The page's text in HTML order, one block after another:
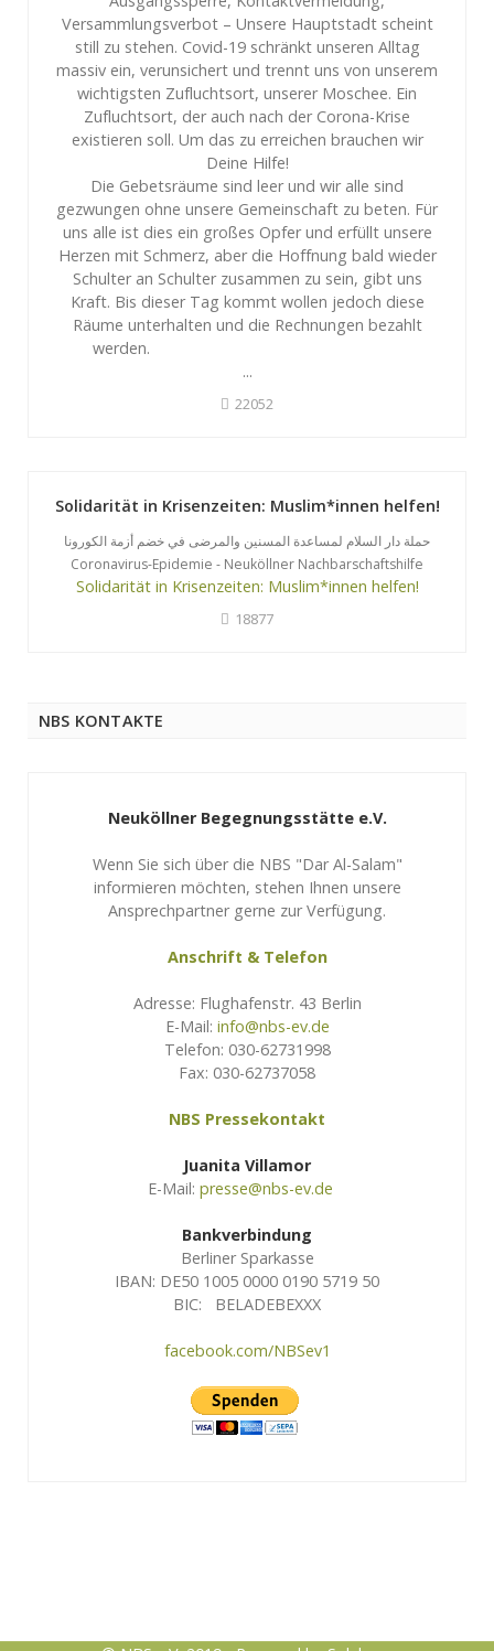
Versammlungsverbot – Unsere Hauptstadt scheint
still zu stehen. Covid-19 schränkt unseren Alltag
massiv ein, verunsichert und trennt uns von unserem
wichtigsten Zufluchtsort, unserer Moschee. Ein
Zufluchtsort, der auch nach der Corona-Krise
existieren soll. Um das zu erreichen brauchen wir
Deine Hilfe!
Die Gebetsräume sind leer und wir alle sind
gezwungen ohne unsere Gemeinschaft zu beten. Für
uns alle ist dies ein großes Opfer und erfüllt unsere
Herzen mit Schmerz, aber die Hoffnung bald wieder
Schulter an Schulter zusammen zu sein, gibt uns
Kraft. Bis dieser Tag kommt wollen jedoch diese
Räume unterhalten und die Rechnungen bezahlt
werden.
...
22052
Solidarität in Krisenzeiten: Muslim*innen helfen!
حملة دار السلام لمساعدة المسنين والمرضى في خضم أزمة الكورونا
Coronavirus-Epidemie - Neuköllner Nachbarschaftshilfe
Solidarität in Krisenzeiten: Muslim*innen helfen!
18877
NBS KONTAKTE
Neuköllner Begegnungsstätte e.V.
Wenn Sie sich über die NBS "Dar Al-Salam"
informieren möchten, stehen Ihnen unsere
Ansprechpartner gerne zur Verfügung.
Anschrift & Telefon
Adresse: Flughafenstr. 43 Berlin
E-Mail: info@nbs-ev.de
Telefon: 030-62731998
Fax: 030-62737058
NBS Pressekontakt
Juanita Villamor
E-Mail: presse@nbs-ev.de
Bankverbindung
Berliner Sparkasse
IBAN: DE50 1005 0000 0190 5719 50
BIC: BELADEBEXXX
facebook.com/NBSev1